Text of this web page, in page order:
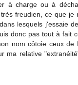
à charge ou à
freudien, ce que
lesquels j'essaie
donc pas tout à fait
nom côtoie ceux de
ma relative